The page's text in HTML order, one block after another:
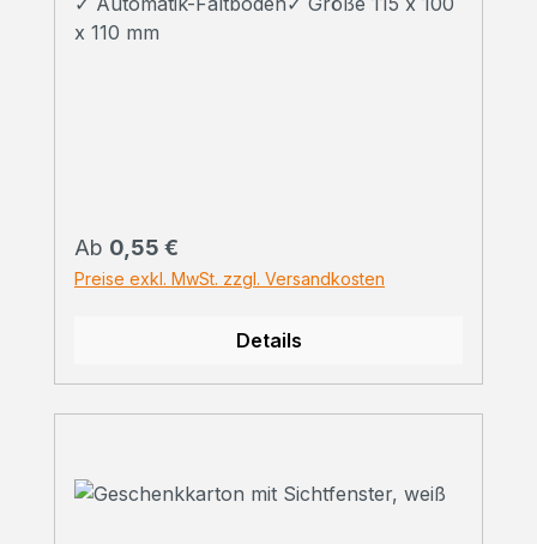
x 110 mm
Regulärer Preis:
Ab 0,55 €
Preise exkl. MwSt. zzgl. Versandkosten
Details